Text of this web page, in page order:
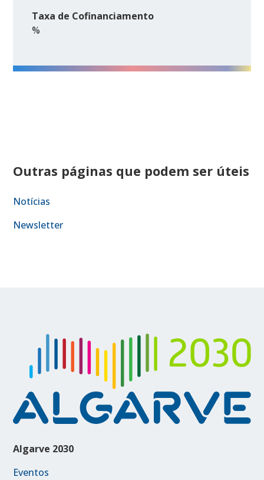
Taxa de Cofinanciamento
%
Outras páginas que podem ser úteis
Notícias
Newsletter
Algarve 2030
Eventos